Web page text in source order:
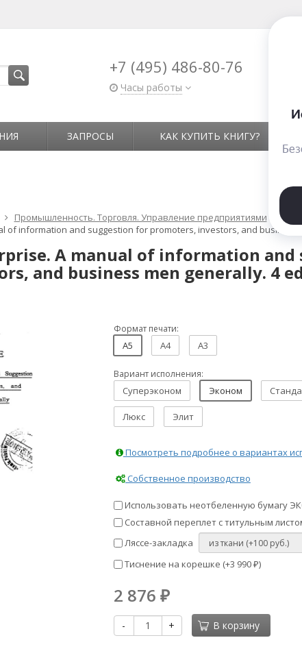
+7 (495) 486-80-76
Часы работы
ЗАПРОСЫ КАК КУПИТЬ КНИГУ?
Промышленность. Торговля. Управление предприятиями
of information and suggestion for promoters, investors, and business
A manual of information
and business men generally. 4
Формат печати:
A5 A4 A3
Вариант исполнения:
Суперэконом Эконом
Люкс Элит
Посмотреть подробнее о вариантах
Собственное производство
Использовать неотбеленную бумагу
Составной переплет с титульным
Ляссе-закладка
Тиснение на корешке (+3 990 ₽)
2 876 ₽
- + В корзину